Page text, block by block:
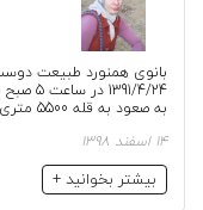
بانوی همنورد طبیعت
به صعود به قله 5500 متری ...
14 اسفند 1398
بیشتر بخوانید +